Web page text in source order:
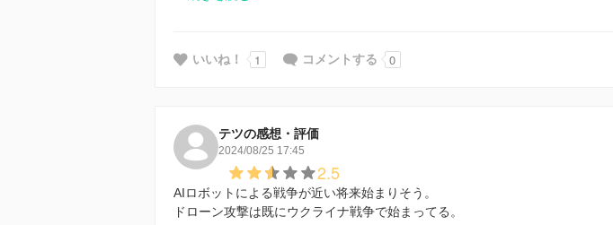
いいね！ 1 コメントする 0
テツの感想・評価
2024/08/25 17:45
2.5
AIロボットによる戦争が近い将来始まりそう。
ドローン攻撃は既にウクライナ戦争で始まってる。